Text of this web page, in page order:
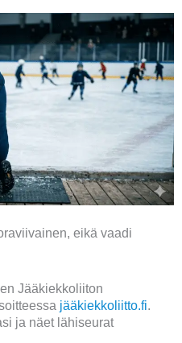
eikä vaadi
Jääkiekkoliiton
jääkiekkoliitto.fi.
ja näet lähiseurat